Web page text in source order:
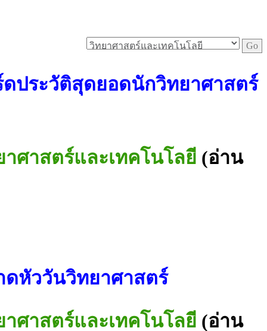
ประวัติสุดยอดนักวิทยาศาสตร์
าศาสตร์และเทคโนโลยี (อ่าน
ดหัววันวิทยาศาสตร์
าศาสตร์และเทคโนโลยี (อ่าน